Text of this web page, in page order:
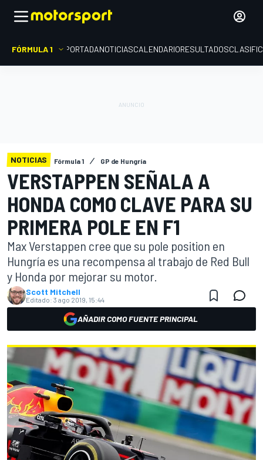
FÓRMULA 1 PORTADANOTICIASCALENDARIORESULTADOS
NOTICIAS Fórmula 1 GP de Hungría
VERSTAPPEN SEÑALA A
HONDA COMO CLAVE PARA SU
PRIMERA POLE EN F1
Max Verstappen cree que su pole position en
Hungría es una recompensa al trabajo de Red Bull
y Honda por mejorar su motor.
Scott Mitchell
Editado: 3 ago 2019, 15:44
AÑADIR COMO FUENTE PRINCIPAL